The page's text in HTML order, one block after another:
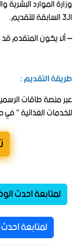
وزارة الموارد
الـ3 السابقة للتقديم.
– ألا يكون المتقدم
طريقة التقديم :
عبر منصة طاقات
للخدمات الغذائية ”
لمتابعة احدث
لمتابعة